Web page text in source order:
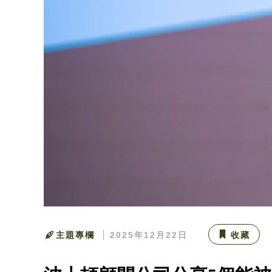
主題專欄 2025年12月22日 收藏